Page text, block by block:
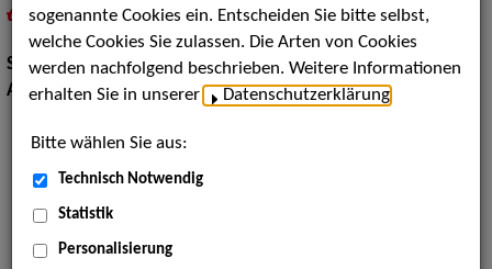
als PDF speichern
inMeine Merklistelegen
Show:Artistik
Artistik:Luftakrobatik
sogenannte Cookies ein. Entscheiden Sie bitte selbst,
welche Cookies Sie zulassen. Die Arten von Cookies
werden nachfolgend beschrieben. Weitere Informationen
erhalten Sie in unserer
Datenschutzerklärung
Bitte wählen Sie aus:
Technisch Notwendig
Statistik
Personalisierung